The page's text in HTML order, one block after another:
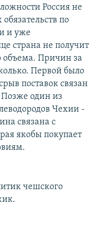
Россия не
по
и уже
страна не получит
объема. Причин за
Первой было
поставок связан
один из
Чехии -
связана с
якобы покупает
чешского